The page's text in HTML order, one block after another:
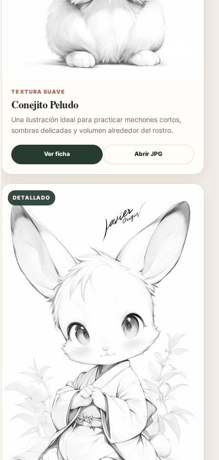
TEXTURA SUAVE
Conejito Peludo
Una ilustración ideal para practicar mechones cortos,
sombras delicadas y volumen alrededor del rostro.
Ver ficha Abrir JPG
DETALLADO